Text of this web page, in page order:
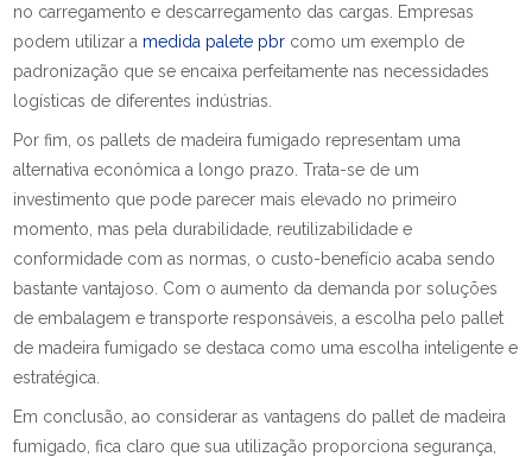
no carregamento e descarregamento das cargas. Empresas
podem utilizar a medida palete pbr como um exemplo de
padronização que se encaixa perfeitamente nas necessidades
logísticas de diferentes indústrias.
Por fim, os pallets de madeira fumigado representam uma
alternativa econômica a longo prazo. Trata-se de um
investimento que pode parecer mais elevado no primeiro
momento, mas pela durabilidade, reutilizabilidade e
conformidade com as normas, o custo-benefício acaba sendo
bastante vantajoso. Com o aumento da demanda por soluções
de embalagem e transporte responsáveis, a escolha pelo pallet
de madeira fumigado se destaca como uma escolha inteligente e
estratégica.
Em conclusão, ao considerar as vantagens do pallet de madeira
fumigado, fica claro que sua utilização proporciona segurança,